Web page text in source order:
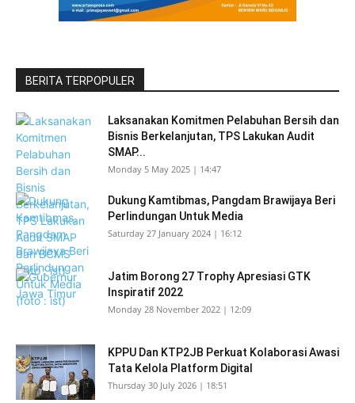
BERITA TERPOPULER
Laksanakan Komitmen Pelabuhan Bersih dan
Bisnis Berkelanjutan, TPS Lakukan Audit
SMAP...
Monday 5 May 2025 | 14:47
Dukung Kamtibmas, Pangdam Brawijaya Beri
Perlindungan Untuk Media
Saturday 27 January 2024 | 16:12
Jatim Borong 27 Trophy Apresiasi GTK
Inspiratif 2022
Monday 28 November 2022 | 12:09
KPPU Dan KTP2JB Perkuat Kolaborasi Awasi
Tata Kelola Platform Digital
Thursday 30 July 2026 | 18:51